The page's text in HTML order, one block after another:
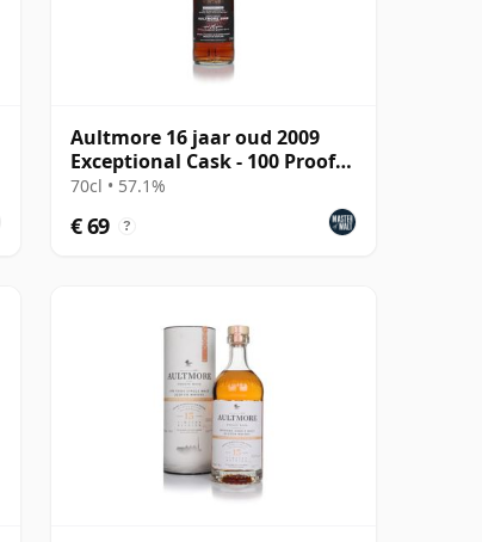
Aultmore 16 jaar oud 2009
Exceptional Cask - 100 Proof
Edition #14
70cl • 57.1%
€ 69 ?